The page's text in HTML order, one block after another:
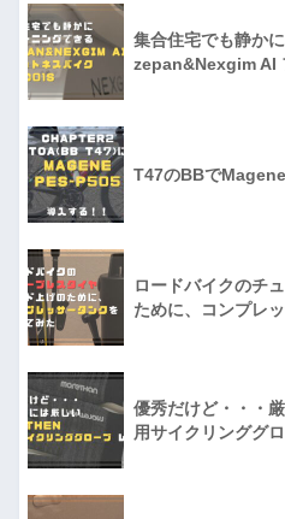
集合住宅でも静か
zepan&Nexgim AI
T47のBBで
ロードバイクのチ
ために、コンプレ
優秀だけど・・・
用サイクリンググ